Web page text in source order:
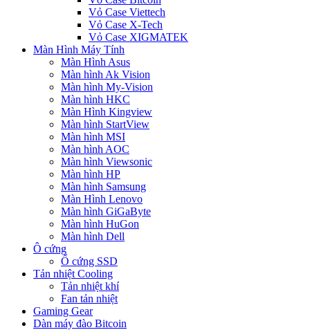
Vỏ Case Viettech
Vỏ Case X-Tech
Vỏ Case XIGMATEK
Màn Hình Máy Tính
Màn Hình Asus
Màn hình Ak Vision
Màn hình My-Vision
Màn hình HKC
Màn Hình Kingview
Màn hình StartView
Màn hình MSI
Màn hình AOC
Màn hình Viewsonic
Màn hình HP
Màn hình Samsung
Màn Hình Lenovo
Màn hình GiGaByte
Màn hình HuGon
Màn hình Dell
Ô cứng
Ổ cứng SSD
Tản nhiệt Cooling
Tản nhiệt khí
Fan tản nhiệt
Gaming Gear
Dàn máy đào Bitcoin